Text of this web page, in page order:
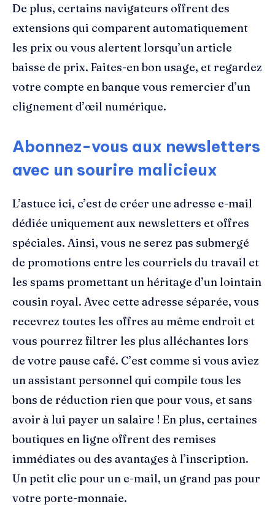
De plus, certains navigateurs offrent des
extensions qui comparent automatiquement
les prix ou vous alertent lorsqu’un article
baisse de prix. Faites-en bon usage, et regardez
votre compte en banque vous remercier d’un
clignement d’œil numérique.
Abonnez-vous aux newsletters
avec un sourire malicieux
L’astuce ici, c’est de créer une adresse e-mail
dédiée uniquement aux newsletters et offres
spéciales. Ainsi, vous ne serez pas submergé
de promotions entre les courriels du travail et
les spams promettant un héritage d’un lointain
cousin royal. Avec cette adresse séparée, vous
recevrez toutes les offres au même endroit et
vous pourrez filtrer les plus alléchantes lors
de votre pause café. C’est comme si vous aviez
un assistant personnel qui compile tous les
bons de réduction rien que pour vous, et sans
avoir à lui payer un salaire ! En plus, certaines
boutiques en ligne offrent des remises
immédiates ou des avantages à l’inscription.
Un petit clic pour un e-mail, un grand pas pour
votre porte-monnaie.